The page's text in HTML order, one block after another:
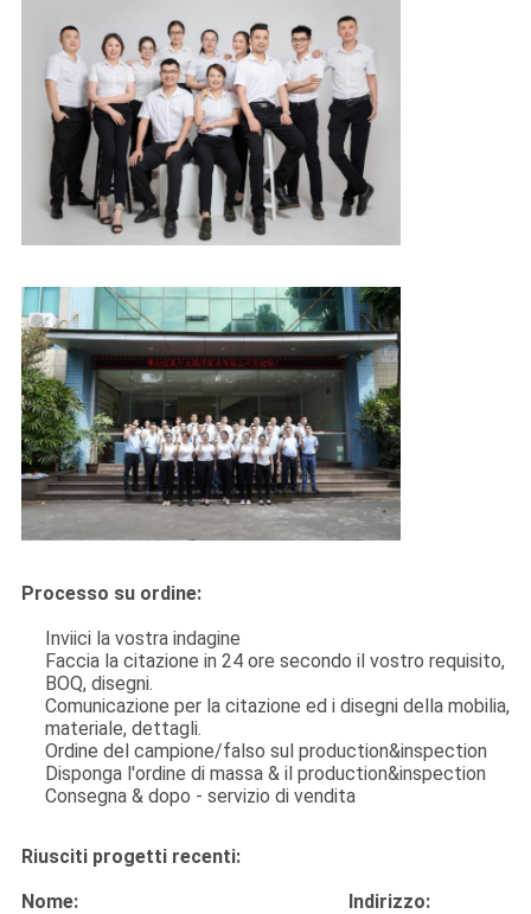
Processo su ordine:
Inviici la vostra indagine
Faccia la citazione in 24 ore secondo il vostro requisito,
BOQ, disegni.
Comunicazione per la citazione ed i disegni della mobilia,
materiale, dettagli.
Ordine del campione/falso sul production&inspection
Disponga l'ordine di massa & il production&inspection
Consegna & dopo - servizio di vendita
Riusciti progetti recenti:
Nome: Indirizzo: